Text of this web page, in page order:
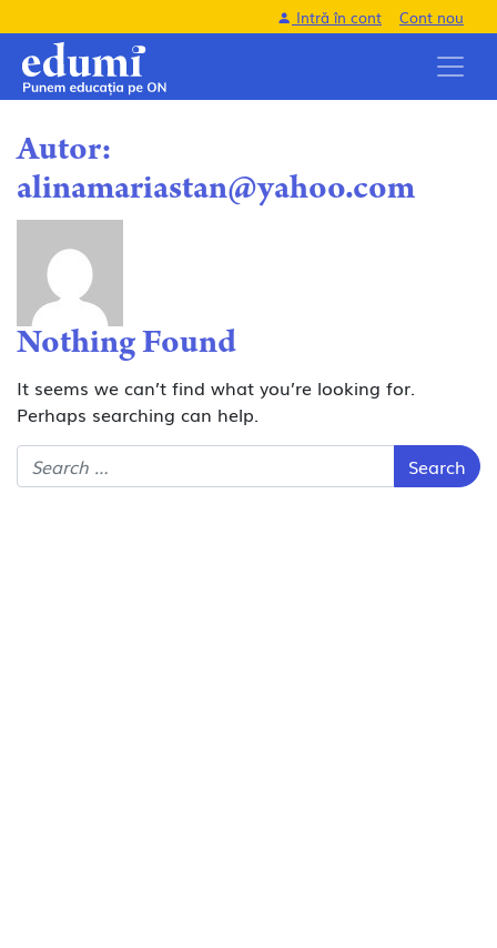
Intră în cont Cont nou
Autor:
alinamariastan@yahoo.com
Nothing Found
It seems we can’t find what you’re looking for.
Perhaps searching can help.
Search for: